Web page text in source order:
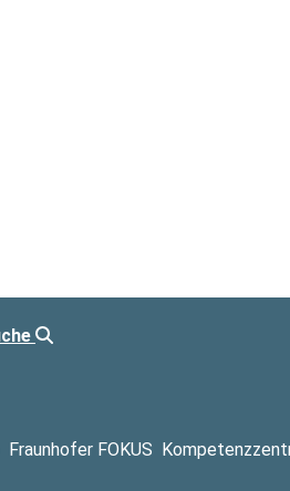
Fraunhofer FOKUS